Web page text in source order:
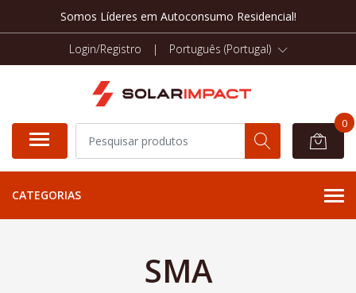
Somos Líderes em Autoconsumo Residencial!
Login/Registro | Português (Portugal)
0
CATEGORIAS
SMA